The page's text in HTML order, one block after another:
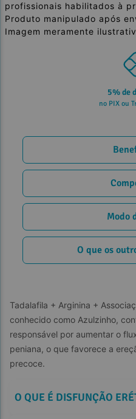
profissionais habilitados à
Produto manipulado após
Imagem meramente
5% de
no PIX ou
Modo
O que os
Tadalafila + Arginina +
conhecido como Azulzinho,
responsável por aumentar o
peniana, o que favorece a
precoce.
O QUE É DISFUNÇÃO